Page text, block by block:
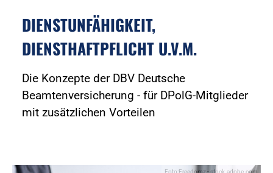
DIENSTUNFÄHIGKEIT,
DIENSTHAFTPFLICHT U.V.M.
Die Konzepte der DBV Deutsche
Beamtenversicherung - für DPolG-Mitglieder
mit zusätzlichen Vorteilen
Foto:Freedomz - stock.adobe.com